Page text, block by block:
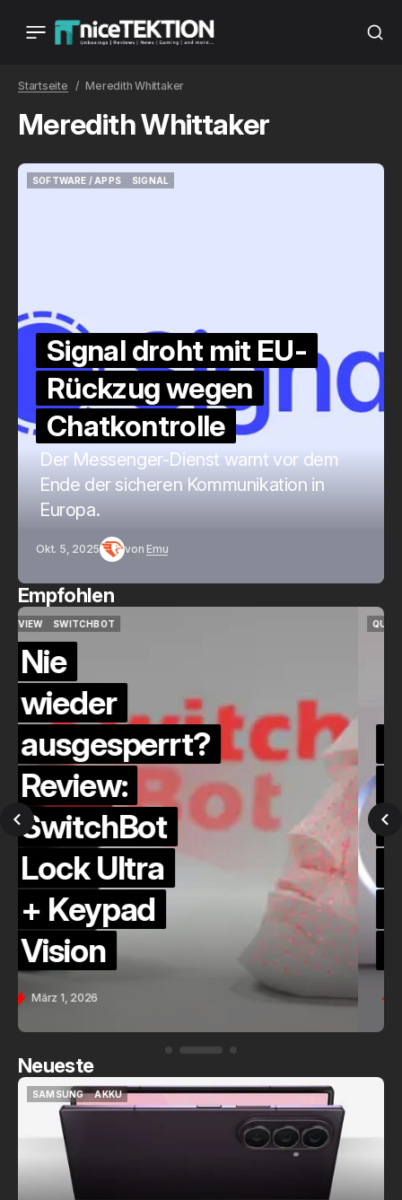
Startseite Meredith Whittaker
Meredith Whittaker
SOFTWARE / APPS
SIGNAL
Signal droht mit EU-
Rückzug wegen
Chatkontrolle
Der Messenger-Dienst warnt vor dem
Ende der sicheren Kommunikation in
Europa.
Okt. 5, 2025 von Emu
Empfohlen
QUICKCHECK
Die Alexa-
Alternative?
QuickCheck:
Home
Assistant
Voice (PE)
Feb. 9, 2026
Neueste
SAMSUNG
SAMSUNG
AKKU
AKKU